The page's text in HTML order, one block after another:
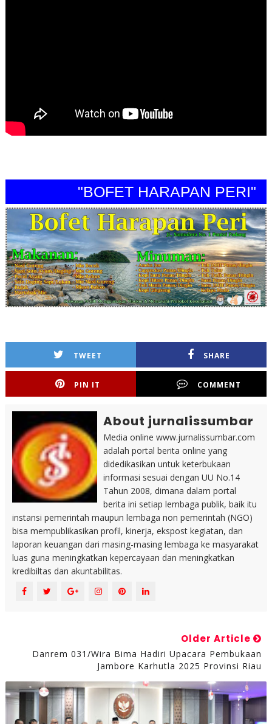
"BOFET HARAPAN PERI"
TWEET SHARE
PIN IT COMMENT
About jurnalissumbar
Media online www.jurnalissumbar.com
adalah portal berita online yang
didedikasikan untuk keterbukaan
informasi sesuai dengan UU No.14
Tahun 2008, dimana dalam portal
berita ini setiap lembaga publik, baik itu
instansi pemerintah maupun lembaga non pemerintah (NGO)
bisa mempublikasikan profil, kinerja, ekspost kegiatan, dan
laporan keuangan dari masing-masing lembaga ke masyarakat
luas guna meningkatkan kepercayaan dan meningkatkan
kredibiltas dan akuntabilitas.
Older Article
Danrem 031/Wira Bima Hadiri Upacara Pembukaan
Jambore Karhutla 2025 Provinsi Riau